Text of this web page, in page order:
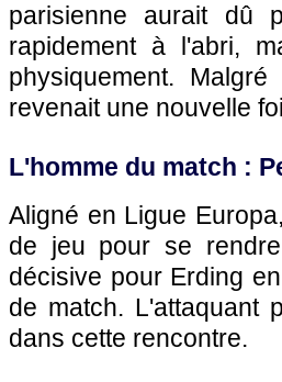
parisienne aurait dû
rapidement à l'abri,
physiquement.
revenait une nouvelle
L'homme du match :
Aligné en Ligue
de jeu pour se
décisive pour Erding
de match. L'attaquant
dans cette rencontre.